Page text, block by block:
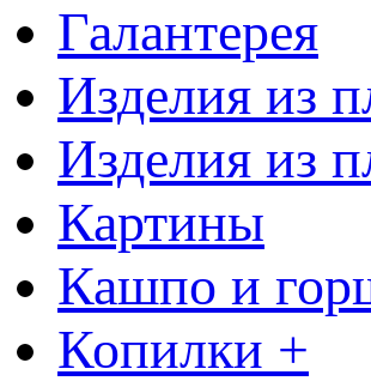
Галантерея
Изделия из
Изделия из
Картины
Кашпо и
Копилки +